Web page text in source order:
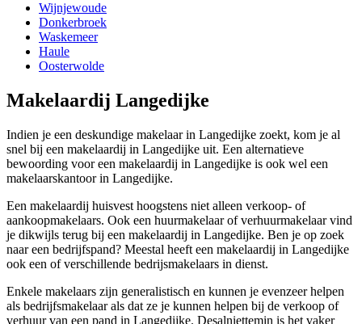
Wijnjewoude
Donkerbroek
Waskemeer
Haule
Oosterwolde
Makelaardij Langedijke
Indien je een deskundige makelaar in Langedijke zoekt, kom je al
snel bij een makelaardij in Langedijke uit. Een alternatieve
bewoording voor een makelaardij in Langedijke is ook wel een
makelaarskantoor in Langedijke.
Een makelaardij huisvest hoogstens niet alleen verkoop- of
aankoopmakelaars. Ook een huurmakelaar of verhuurmakelaar vind
je dikwijls terug bij een makelaardij in Langedijke. Ben je op zoek
naar een bedrijfspand? Meestal heeft een makelaardij in Langedijke
ook een of verschillende bedrijsmakelaars in dienst.
Enkele makelaars zijn generalistisch en kunnen je evenzeer helpen
als bedrijfsmakelaar als dat ze je kunnen helpen bij de verkoop of
verhuur van een pand in Langedijke. Desalniettemin is het vaker